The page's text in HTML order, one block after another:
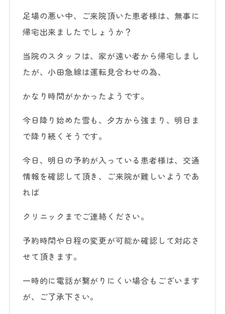
足場の悪い中、ご来院頂いた患者様は、無事に
帰宅出来ましたでしょうか？
当院のスタッフは、家が遠い者から帰宅しまし
たが、小田急線は運転見合わせの為、
かなり時間がかかったようです。
今日降り始めた雪も、夕方から強まり、明日ま
で降り続くそうです。
今日、明日の予約が入っている患者様は、交通
情報を確認して頂き、ご来院が難しいようであ
れば
クリニックまでご連絡ください。
予約時間や日程の変更が可能か確認して対応さ
せて頂きます。
一時的に電話が繋がりにくい場合もございます
が、ご了承下さい。